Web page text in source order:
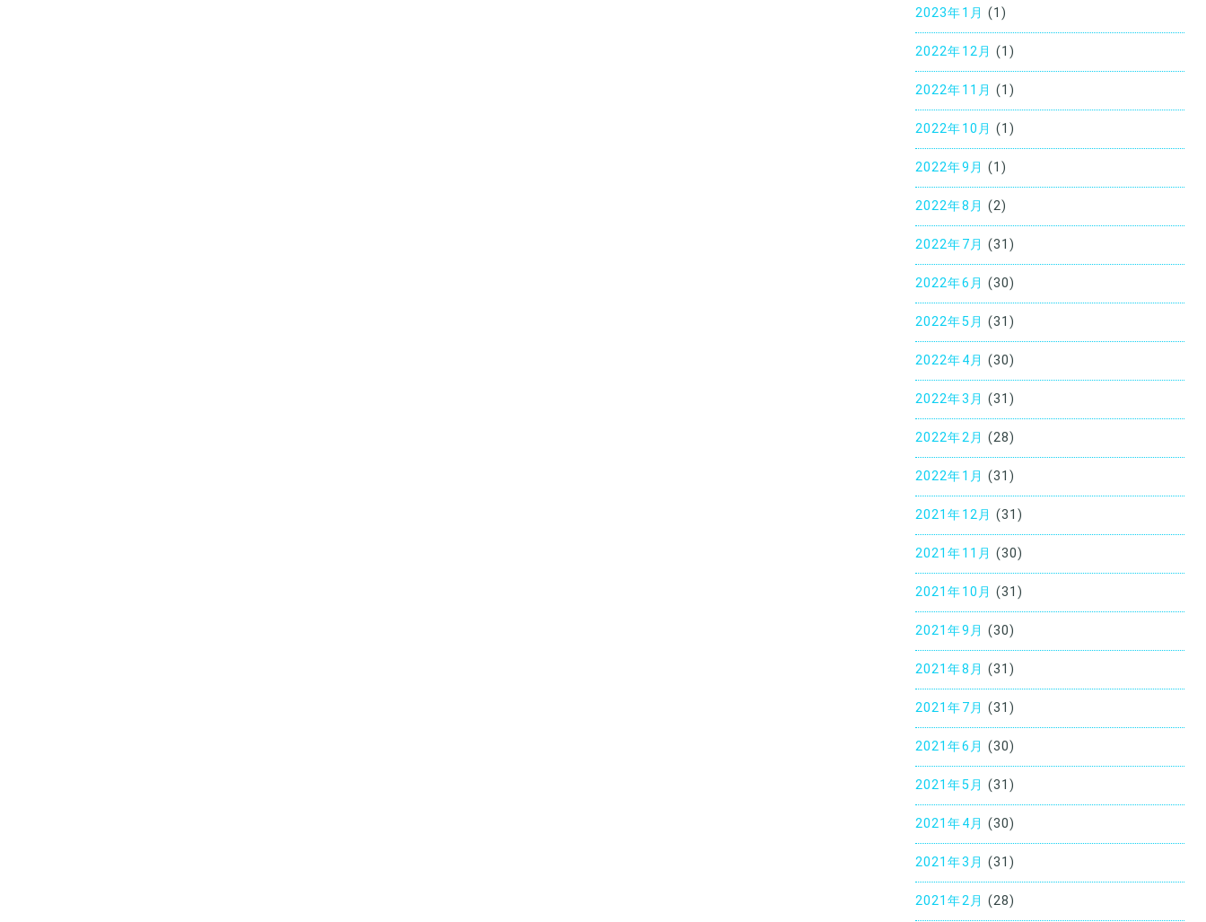
2023年1月 (1)
2022年12月 (1)
2022年11月 (1)
2022年10月 (1)
2022年9月 (1)
2022年8月 (2)
2022年7月 (31)
2022年6月 (30)
2022年5月 (31)
2022年4月 (30)
2022年3月 (31)
2022年2月 (28)
2022年1月 (31)
2021年12月 (31)
2021年11月 (30)
2021年10月 (31)
2021年9月 (30)
2021年8月 (31)
2021年7月 (31)
2021年6月 (30)
2021年5月 (31)
2021年4月 (30)
2021年3月 (31)
2021年2月 (28)